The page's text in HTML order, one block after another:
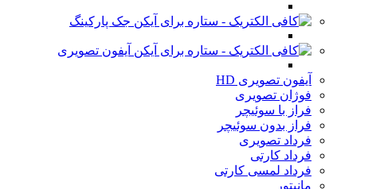
جک پارکینگ
آیفون تصویری
آیفون تصویری HD
فوژان تصویری
فراز با سوئیچر
فراز بدون سوئیچر
فرداد تصویری
فرداد کارتی
فرداد لمسی کارتی
مانیتور